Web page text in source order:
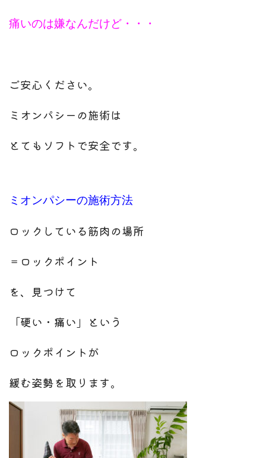
痛いのは嫌なんだけど・・・
ご安心ください。
ミオンパシーの施術は
とてもソフトで安全です。
ミオンパシーの施術方法
ロックしている筋肉の場所
＝ロックポイント
を、見つけて
「硬い・痛い」という
ロックポイントが
緩む姿勢を取ります。